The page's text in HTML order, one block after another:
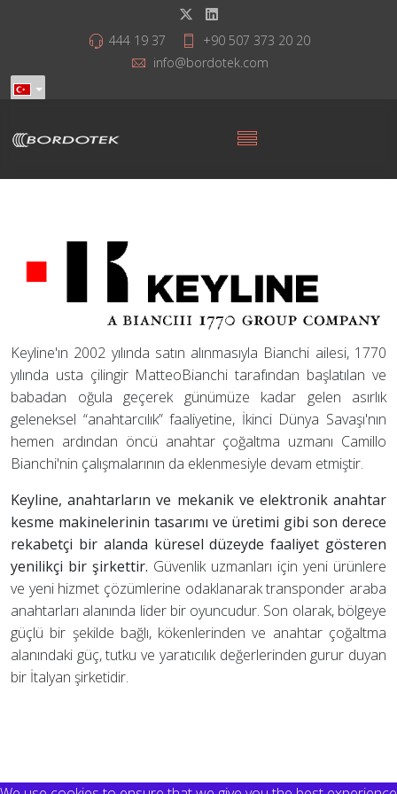
444 19 37
+90 507 373 20 20
info@bordotek.com
Keyline'ın 2002 yılında satın alınmasıyla Bianchi ailesi, 1770
yılında usta çilingir MatteoBianchi tarafından başlatılan ve
babadan oğula geçerek günümüze kadar gelen asırlık
geleneksel “anahtarcılık” faaliyetine, İkinci Dünya Savaşı'nın
hemen ardından öncü anahtar çoğaltma uzmanı Camillo
Bianchi'nin çalışmalarının da eklenmesiyle devam etmiştir.
Keyline, anahtarların ve mekanik ve elektronik anahtar
kesme makinelerinin tasarımı ve üretimi gibi son derece
rekabetçi bir alanda küresel düzeyde faaliyet gösteren
yenilikçi bir şirkettir. Güvenlik uzmanları için yeni ürünlere
ve yeni hizmet çözümlerine odaklanarak transponder araba
anahtarları alanında lider bir oyuncudur. Son olarak, bölgeye
güçlü bir şekilde bağlı, kökenlerinden ve anahtar çoğaltma
alanındaki güç, tutku ve yaratıcılık değerlerinden gurur duyan
bir İtalyan şirketidir.